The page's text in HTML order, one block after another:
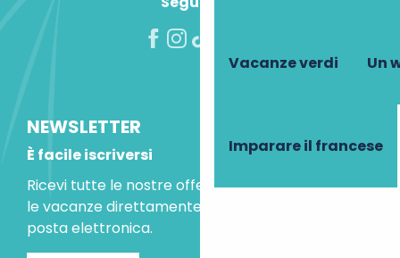
Vacanze verdi Un
Imparare il francese
NEWSLETTER
È facile iscriversi
Ricevi tutte le nostre offerte speciali e le idee per
le vacanze direttamente nella tua casella di
posta elettronica.